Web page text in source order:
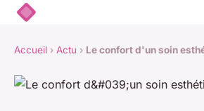
Accueil › Actu › Le confort d'un soin